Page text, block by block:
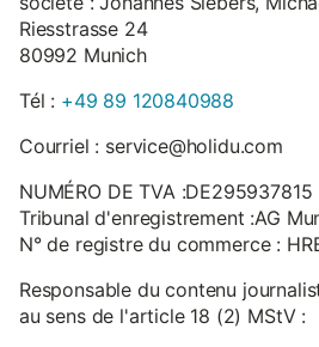
Riesstrasse 24
80992 Munich
Tél : +49 89 120840988
Courriel : service@holidu.com
NUMÉRO DE TVA :DE295937815
Tribunal d'enregistrement :AG
N° de registre du commerce :
Responsable du contenu
au sens de l'article 18 (2) MStV :